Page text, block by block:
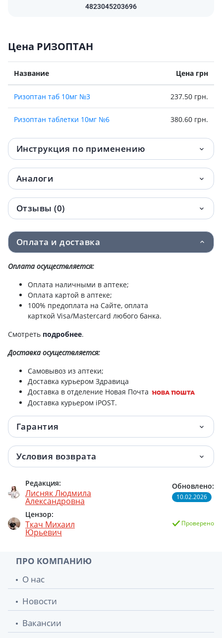
4823045203696
Цена РИЗОПТАН
Название Цена грн
Ризоптан таб 10мг №3 237.50 грн.
Ризоптан таблетки 10мг №6 380.60 грн.
Инструкция по применению
Аналоги
Отзывы (0)
Оплата и доставка
Оплата осуществляется:
Оплата наличными в аптеке;
Оплата картой в аптеке;
100% предоплата на Сайте, оплата
карткой Visa/Mastercard любого банка.
Смотреть подробнее.
Доставкаосуществляется:
Самовывоз из аптеки;
Доставка курьером Здравица
Доставка в отделение Новая Почта
Доставка курьером iPOST.
Гарантия
Условия возврата
Редакция:
Лисняк Людмила
Александровна
Цензор:
Ткач Михаил
Юрьевич
Обновлено:
10.02.2026
Проверено
ПРО КОМПАНИЮ
О нас
Новости
Вакансии